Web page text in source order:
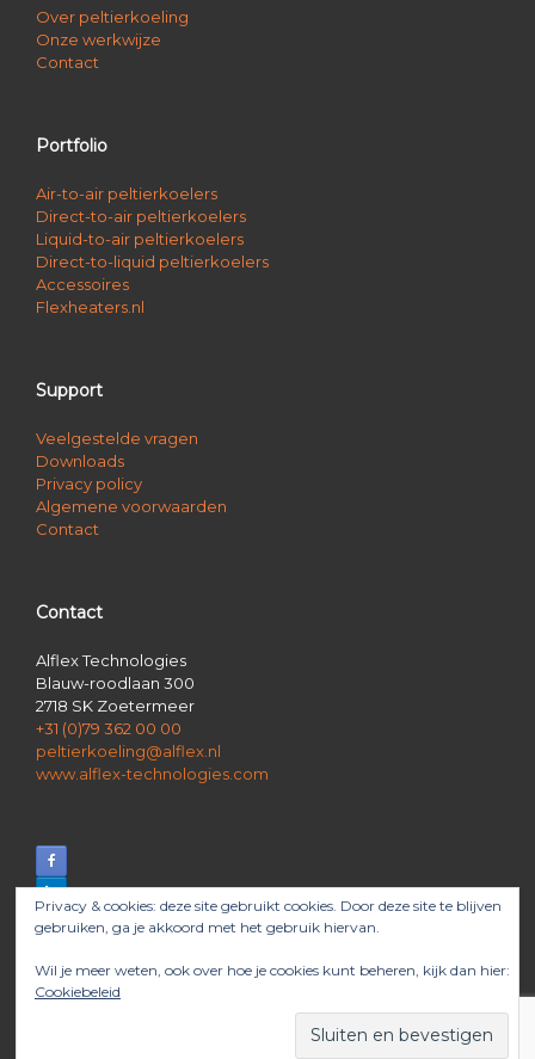
Over peltierkoeling
Onze werkwijze
Contact
Portfolio
Air-to-air peltierkoelers
Direct-to-air peltierkoelers
Liquid-to-air peltierkoelers
Direct-to-liquid peltierkoelers
Accessoires
Flexheaters.nl
Support
Veelgestelde vragen
Downloads
Privacy policy
Algemene voorwaarden
Contact
Contact
Alflex Technologies
Blauw-roodlaan 300
2718 SK Zoetermeer
+31 (0)79 362 00 00
peltierkoeling@alflex.nl
www.alflex-technologies.com
© 2026 Alflex Technologies
Privacy & cookies: deze site gebruikt cookies. Door deze site te blijven
gebruiken, ga je akkoord met het gebruik hiervan.
Wil je meer weten, ook over hoe je cookies kunt beheren, kijk dan hier:
Cookiebeleid